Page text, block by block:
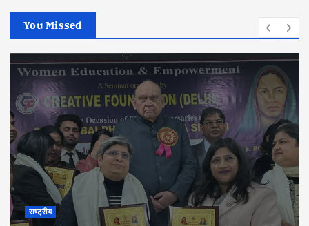
You Missed
राष्ट्रीय